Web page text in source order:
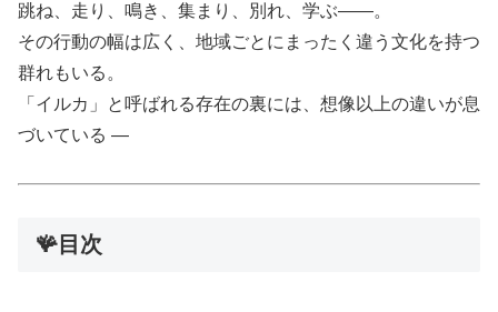
跳ね、走り、鳴き、集まり、別れ、学ぶ――。
その行動の幅は広く、地域ごとにまったく違う文化を持つ
群れもいる。
「イルカ」と呼ばれる存在の裏には、想像以上の違いが息
づいている ―
🪸目次